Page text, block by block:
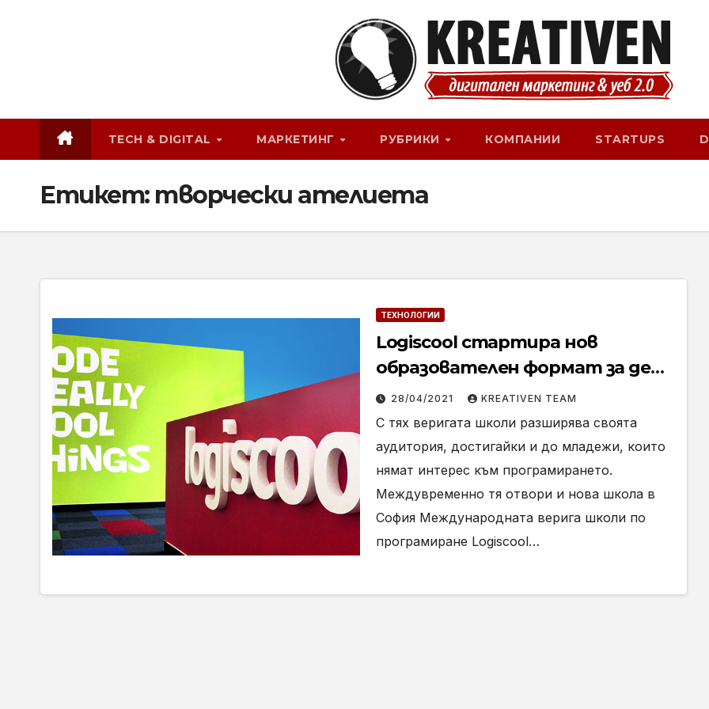
TECH & DIGITAL МАРКЕТИНГ РУБРИКИ КОМПАНИИ STARTUPS
Етикет: творчески ателиета
ТЕХНОЛОГИИ
Logiscool стартира нов
образователен формат за деца
– творчески ателиета
28/04/2021 KREATIVEN TEAM
С тях веригата школи разширява своята
аудитория, достигайки и до младежи, които
нямат интерес към програмирането.
Междувременно тя отвори и нова школа в
София Международната верига школи по
програмиране Logiscool…